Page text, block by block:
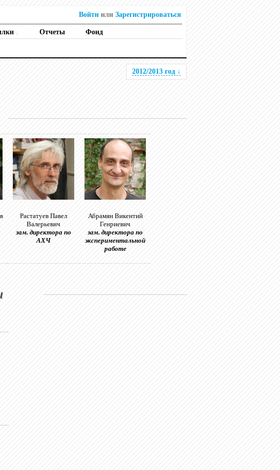
↓ Отчеты Фонд
Войти или Зарегистрироваться
2012/2013 год ↓
Растатуев Павел
Валерьевич
зам. директора по
АХЧ
Абрамян Викентий
Генриевич
зам. директора по
экспериментальной
работе